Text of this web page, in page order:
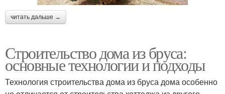
читать дальше →
Строительство дома из бруса:
основные технологии и подходы
Технология строительства дома из бруса дома особенно